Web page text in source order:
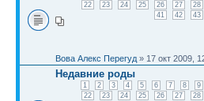
22
23 24 25 26 27 28
41
42 43
Вова Алекс Перегуд » 17 окт 2009,
Недавние роды
1 2 3 4 5 6 7 8 9
22
23 24 25 26 27 28